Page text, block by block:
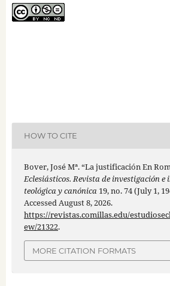
HOW TO CITE
Bover, José Mª. “La justificación En
Eclesiásticos. Revista de investigación
teológica y canónica19, no. 74 (July 1,
Accessed August 8, 2026.
https://revistas.comillas.edu/
ew/21322.
MORE CITATION FORMATS